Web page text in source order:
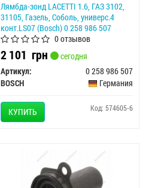
Лямбда-зонд LACETTI 1.6, ГАЗ 3102,
31105, Газель, Соболь, универс.4
конт.LS07 (Bosch) 0 258 986 507
0 отзывов
2 101 грн
сегодня
Артикул:
0 258 986 507
BOSCH
Германия
КУПИТЬ Код: 574605-6